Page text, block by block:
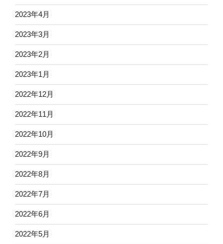
2023年4月
2023年3月
2023年2月
2023年1月
2022年12月
2022年11月
2022年10月
2022年9月
2022年8月
2022年7月
2022年6月
2022年5月